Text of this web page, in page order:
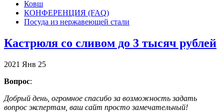
Ковш
КОНФЕРЕНЦИЯ (FAQ)
Посуда из нержавеющей стали
Кастрюля со сливом до 3 тысяч рублей
2021 Янв 25
Вопрос:
Добрый день, огромное спасибо за возможность задать
вопрос экспертам, ваш сайт просто замечательный!